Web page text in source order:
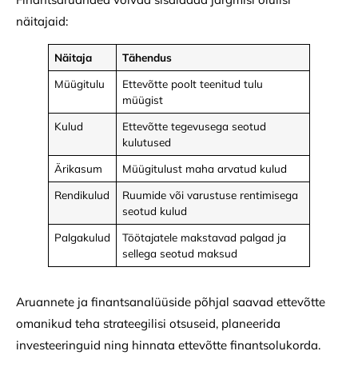
näitajaid:
Näitaja
Tähendus
Müügitulu
Ettevõtte poolt teenitud tulu
müügist
Kulud
Ettevõtte tegevusega seotud
kulutused
Ärikasum
Müügitulust maha arvatud kulud
Rendikulud
Ruumide või varustuse rentimisega
seotud kulud
Palgakulud
Töötajatele makstavad palgad ja
sellega seotud maksud
Aruannete ja finantsanalüüside põhjal saavad ettevõtte
omanikud teha strateegilisi otsuseid, planeerida
investeeringuid ning hinnata ettevõtte finantsolukorda.